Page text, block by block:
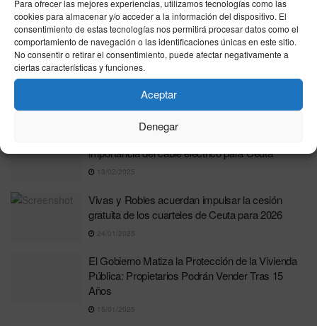
Para ofrecer las mejores experiencias, utilizamos tecnologías como las
cookies para almacenar y/o acceder a la información del dispositivo. El
consentimiento de estas tecnologías nos permitirá procesar datos como el
comportamiento de navegación o las identificaciones únicas en este sitio.
No consentir o retirar el consentimiento, puede afectar negativamente a
ciertas características y funciones.
Aceptar
Denegar
Ceuta Ya! denuncia el abandono de la sanidad
pública en Ceuta y exige mejoras urgentes
17/03/2025
La ministra Robles visita Ceuta tras la despedida
de Marcos Llago Navarro
04/03/2025
importancia del cable eléctrico para Ceuta
13/02/2025
Vivas y Robles acuerdan impulsar la cesión
gratuita de los cuarteles de Ceuta para 2026
24/01/2025
El Gobierno Matiza la Protección de la Vivienda
Pública: Propietarios Podrán Vender Tras 15
Años
15/01/2025